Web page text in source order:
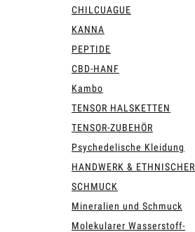
CHILCUAGUE
KANNA
PEPTIDE
CBD-HANF
Kambo
TENSOR HALSKETTEN
TENSOR-ZUBEHÖR
Psychedelische Kleidung
HANDWERK & ETHNISCHER
SCHMUCK
Mineralien und Schmuck
Molekularer Wasserstoff-